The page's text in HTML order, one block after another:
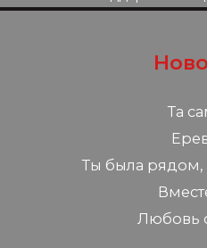
Та
Ты была
Любовь